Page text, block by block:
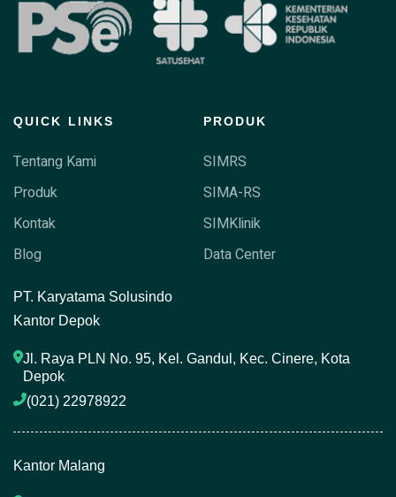
QUICK LINKS
Tentang Kami
Produk
Kontak
Blog
PRODUK
SIMRS
SIMA-RS
SIMKlinik
Data Center
PT. Karyatama Solusindo
Kantor Depok
Jl. Raya PLN No. 95, Kel. Gandul, Kec. Cinere, Kota
Depok
(021) 22978922
Kantor Malang